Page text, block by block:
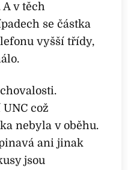
v těch
se částka
vyšší třídy,
což
nebyla v oběhu.
ani jinak
jsou